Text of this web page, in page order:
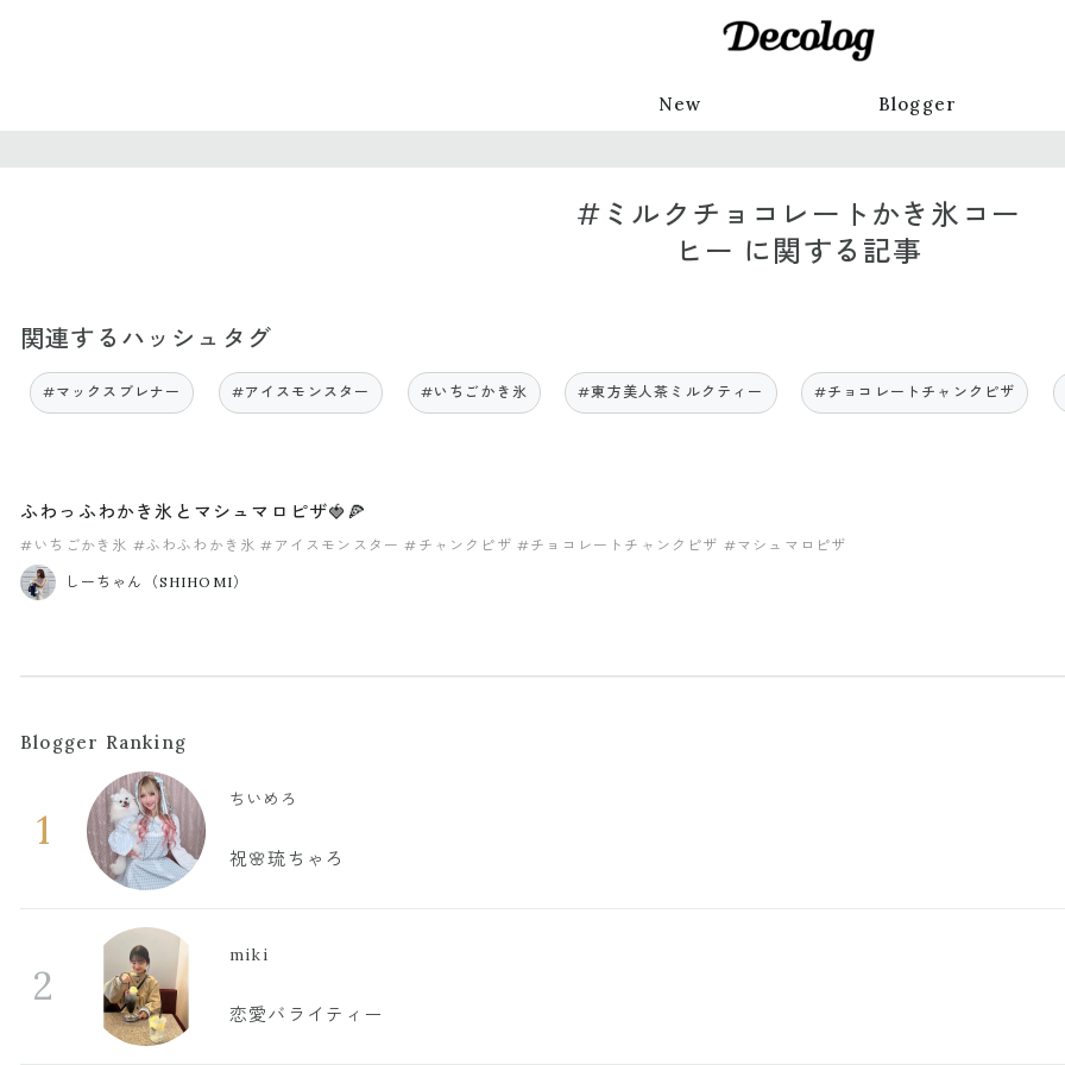
New Blogger
#ミルクチョコレートかき氷コー
ヒー に関する記事
関連するハッシュタグ
#マックスブレナー #アイスモンスター #いちごかき氷 #東方美人茶ミルクティー #チョコレートチャンクピザ
ふわっふわかき氷とマシュマロピザ🍓🍕
#いちごかき氷 #ふわふわかき氷 #アイスモンスター #チャンクピザ #チョコレートチャンクピザ #マシュマロピザ
しーちゃん（SHIHOMI）
Blogger Ranking
1
ちいめろ
祝🌸琉ちゃろ
2
miki
恋愛バライティー